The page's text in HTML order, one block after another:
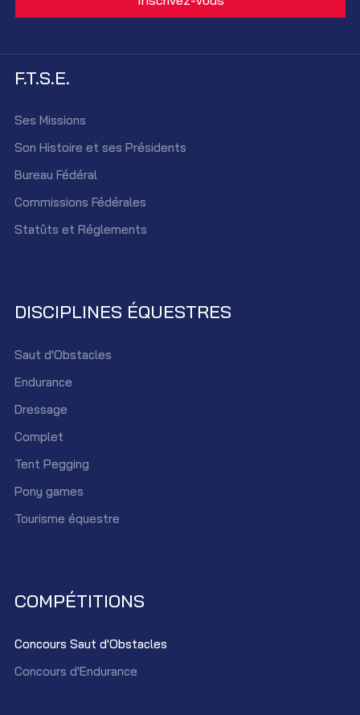
F.T.S.E.
Ses Missions
Son Histoire et ses Présidents
Bureau Fédéral
Commissions Fédérales
Statûts et Réglements
DISCIPLINES ÉQUESTRES
Saut d'Obstacles
Endurance
Dressage
Complet
Tent Pegging
Pony games
Tourisme équestre
COMPÉTITIONS
Concours Saut d'Obstacles
Concours d'Endurance